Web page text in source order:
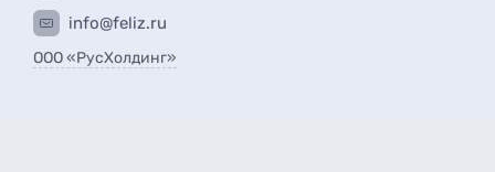
info@feliz.ru
ООО «РусХолдинг»